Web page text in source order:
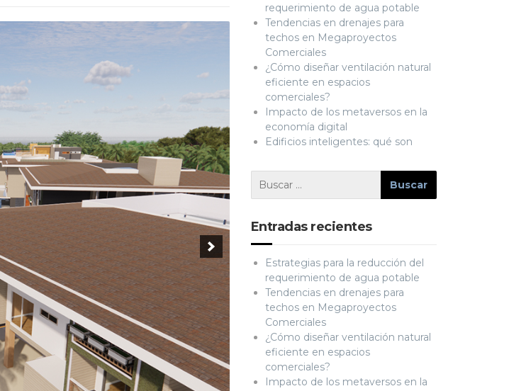
requerimiento de agua potable
Tendencias en drenajes para
techos en Megaproyectos
Comerciales
¿Cómo diseñar ventilación natural
eficiente en espacios
comerciales?
Impacto de los metaversos en la
economía digital
Edificios inteligentes: qué son
Entradas recientes
Estrategias para la reducción del
requerimiento de agua potable
Tendencias en drenajes para
techos en Megaproyectos
Comerciales
¿Cómo diseñar ventilación natural
eficiente en espacios
comerciales?
Impacto de los metaversos en la